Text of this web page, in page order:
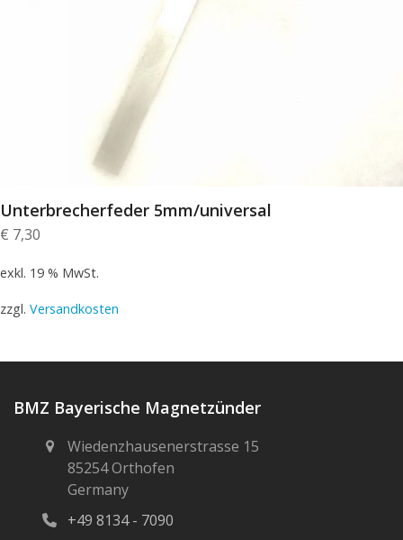
Unterbrecherfeder 5mm/universal
€ 7,30
exkl. 19 % MwSt.
zzgl. Versandkosten
BMZ Bayerische Magnetzünder
Wiedenzhausenerstrasse 15
85254 Orthofen
Germany
+49 8134 - 7090